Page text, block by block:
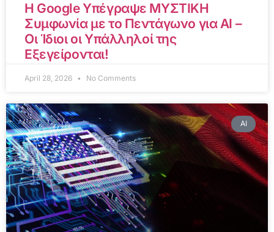
Η Google Υπέγραψε ΜΥΣΤΙΚΗ
Συμφωνία με το Πεντάγωνο για AI –
Οι Ίδιοι οι Υπάλληλοί της
Εξεγείρονται!
April 28, 2026 No Comments
AI